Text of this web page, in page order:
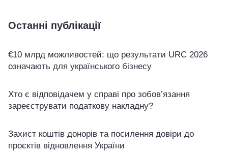
Останні публікації
€10 млрд можливостей: що результати URC 2026
означають для українського бізнесу
Хто є відповідачем у справі про зобов’язання
зареєструвати податкову накладну?
Захист коштів донорів та посилення довіри до
проєктів відновлення України